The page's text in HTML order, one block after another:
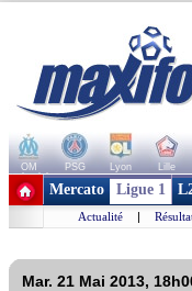
OM PSG Lyon Lille
+ de clubs
Mercato Ligue 1
Actualité |
Mar. 21 Mai 2013,